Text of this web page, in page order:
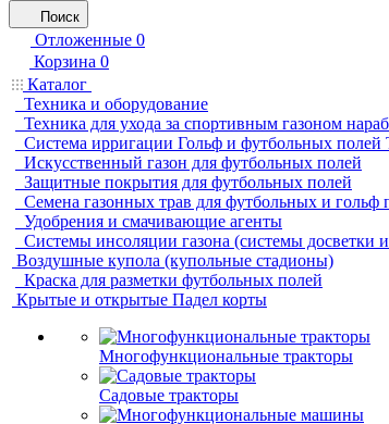
Поиск
Отложенные 0
Корзина 0
Каталог
Техника и оборудование
Техника для ухода за спортивным газоном
Система ирригации Гольф и футбольных полей
Искусственный газон для футбольных полей
Защитные покрытия для футбольных полей
Семена газонных трав для футбольных и гольф
Удобрения и смачивающие агенты
Системы инсоляции газона (системы досветки
Воздушные купола (купольные стадионы)
Краска для разметки футбольных полей
Крытые и открытые Падел корты
Многофункциональные тракторы
Садовые тракторы